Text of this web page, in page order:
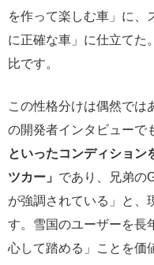
を作って楽しむ車」に、
に正確な車」に仕立てた
比です。
この性格分けは偶然では
の開発者インタビューで
といったコンディション
ツカー」 であり、兄弟の
が強調されている」と、
す。雪国のユーザーを長
心して踏める」ことを価